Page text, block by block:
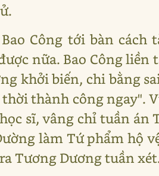
Công tới bàn cách
nữa. Bao Công liền
khởi biến, chi bằng
thành công ngay".
sĩ, vâng chỉ tuần án
làm Tứ phẩm hộ
Tương Dương tuần